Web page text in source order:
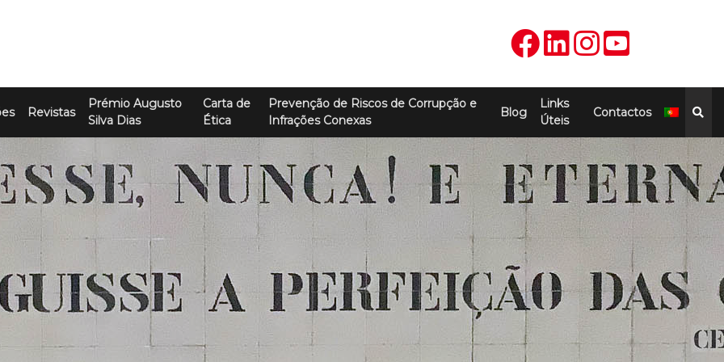
Revistas
Prémio Augusto
Silva Dias
Carta de
Ética
Prevenção de Riscos de Corrupção e
Infrações Conexas
Blog
Links
Úteis
Contactos